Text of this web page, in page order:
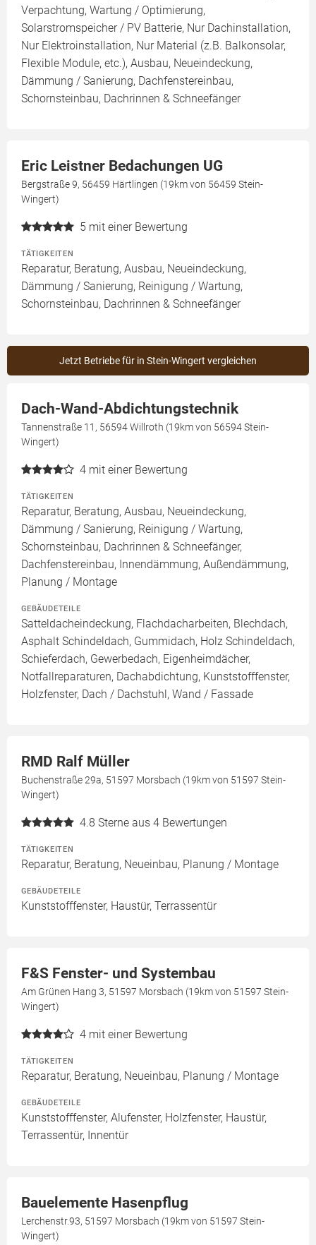
Verpachtung, Wartung / Optimierung,
Solarstromspeicher / PV Batterie, Nur Dachinstallation,
Nur Elektroinstallation, Nur Material (z.B. Balkonsolar,
Flexible Module, etc.), Ausbau, Neueindeckung,
Dämmung / Sanierung, Dachfenstereinbau,
Schornsteinbau, Dachrinnen & Schneefänger
Eric Leistner Bedachungen UG
Bergstraße 9, 56459 Härtlingen (19km von 56459 Stein-
Wingert)
5 mit einer Bewertung
TÄTIGKEITEN
Reparatur, Beratung, Ausbau, Neueindeckung,
Dämmung / Sanierung, Reinigung / Wartung,
Schornsteinbau, Dachrinnen & Schneefänger
Jetzt Betriebe für in Stein-Wingert vergleichen
Dach-Wand-Abdichtungstechnik
Tannenstraße 11, 56594 Willroth (19km von 56594 Stein-
Wingert)
4 mit einer Bewertung
TÄTIGKEITEN
Reparatur, Beratung, Ausbau, Neueindeckung,
Dämmung / Sanierung, Reinigung / Wartung,
Schornsteinbau, Dachrinnen & Schneefänger,
Dachfenstereinbau, Innendämmung, Außendämmung,
Planung / Montage
GEBÄUDETEILE
Satteldacheindeckung, Flachdacharbeiten, Blechdach,
Asphalt Schindeldach, Gummidach, Holz Schindeldach,
Schieferdach, Gewerbedach, Eigenheimdächer,
Notfallreparaturen, Dachabdichtung, Kunststofffenster,
Holzfenster, Dach / Dachstuhl, Wand / Fassade
RMD Ralf Müller
Buchenstraße 29a, 51597 Morsbach (19km von 51597 Stein-
Wingert)
4.8 Sterne aus 4 Bewertungen
TÄTIGKEITEN
Reparatur, Beratung, Neueinbau, Planung / Montage
GEBÄUDETEILE
Kunststofffenster, Haustür, Terrassentür
F&S Fenster- und Systembau
Am Grünen Hang 3, 51597 Morsbach (19km von 51597 Stein-
Wingert)
4 mit einer Bewertung
TÄTIGKEITEN
Reparatur, Beratung, Neueinbau, Planung / Montage
GEBÄUDETEILE
Kunststofffenster, Alufenster, Holzfenster, Haustür,
Terrassentür, Innentür
Bauelemente Hasenpflug
Lerchenstr.93, 51597 Morsbach (19km von 51597 Stein-
Wingert)